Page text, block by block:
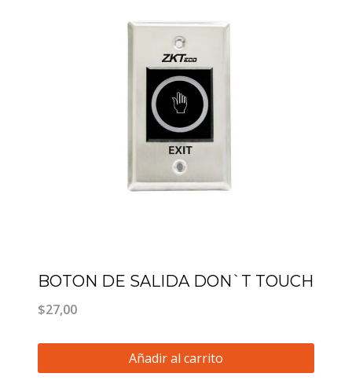
BOTON DE SALIDA DON`T TOUCH
$27,00
Añadir al carrito